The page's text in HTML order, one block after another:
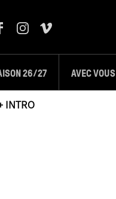
26/27 AVEC VOUS
INTRO